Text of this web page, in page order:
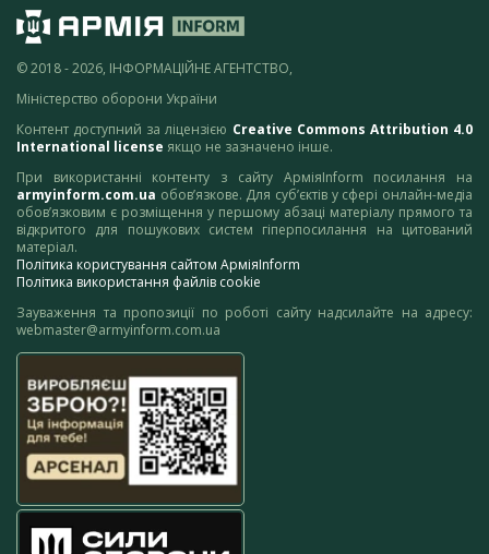
© 2018 - 2026, ІНФОРМАЦІЙНЕ АГЕНТСТВО,
Міністерство оборони України
Контент доступний за ліцензією Creative Commons Attribution 4.0
International license якщо не зазначено інше.
При використанні контенту з сайту АрміяInform посилання на
armyinform.com.ua обов’язкове. Для суб’єктів у сфері онлайн-медіа
обов’язковим є розміщення у першому абзаці матеріалу прямого та
відкритого для пошукових систем гіперпосилання на цитований
матеріал.
Політика користування сайтом АрміяInform
Політика використання файлів cookie
Зауваження та пропозиції по роботі сайту надсилайте на адресу:
webmaster@armyinform.com.ua